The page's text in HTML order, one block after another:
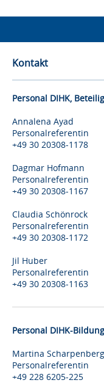
Kontakt
Personal DIHK,
Annalena Ayad
Personalreferentin
+49 30 20308-1178
Dagmar Hofmann
Personalreferentin
+49 30 20308-1167
Claudia Schönrock
Personalreferentin
+49 30 20308-1172
Jil Huber
Personalreferentin
+49 30 20308-1163
Personal DIHK-
Martina Scharpenberg
Personalreferentin
+49 228 6205-225